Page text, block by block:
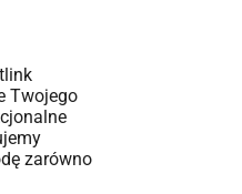
Twojego
zarówno